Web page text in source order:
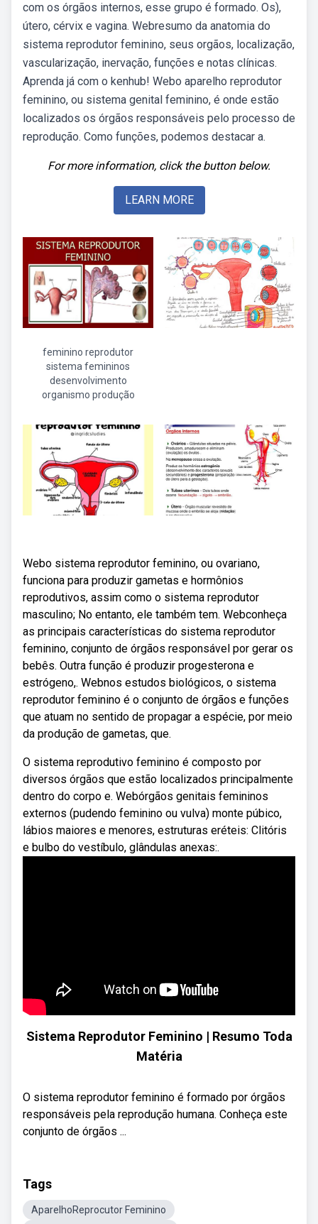
com os órgãos internos, esse grupo é formado. Os),
útero, cérvix e vagina. Webresumo da anatomia do
sistema reprodutor feminino, seus orgãos, localização,
vascularização, inervação, funções e notas clínicas.
Aprenda já com o kenhub! Webo aparelho reprodutor
feminino, ou sistema genital feminino, é onde estão
localizados os órgãos responsáveis pelo processo de
reprodução. Como funções, podemos destacar a.
For more information, click the button below.
LEARN MORE
feminino reprodutor
sistema femininos
desenvolvimento
organismo produção
Webo sistema reprodutor feminino, ou ovariano,
funciona para produzir gametas e hormônios
reprodutivos, assim como o sistema reprodutor
masculino; No entanto, ele também tem. Webconheça
as principais características do sistema reprodutor
feminino, conjunto de órgãos responsável por gerar os
bebês. Outra função é produzir progesterona e
estrógeno,. Webnos estudos biológicos, o sistema
reprodutor feminino é o conjunto de órgãos e funções
que atuam no sentido de propagar a espécie, por meio
da produção de gametas, que.
O sistema reprodutivo feminino é composto por
diversos órgãos que estão localizados principalmente
dentro do corpo e. Webórgãos genitais femininos
externos (pudendo feminino ou vulva) monte púbico,
lábios maiores e menores, estruturas eréteis: Clitóris
e bulbo do vestíbulo, glândulas anexas:.
Sistema Reprodutor Feminino | Resumo Toda
Matéria
O sistema reprodutor feminino é formado por órgãos
responsáveis pela reprodução humana. Conheça este
conjunto de órgãos ...
Tags
AparelhoReprocutor Feminino